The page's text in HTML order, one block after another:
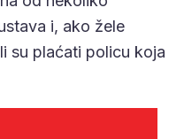
i, ako žele
su plaćati policu koja